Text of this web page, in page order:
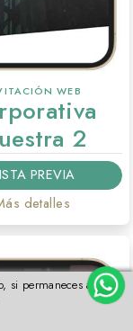
WEB
2
PREVIA
detalles
si permaneces aquí